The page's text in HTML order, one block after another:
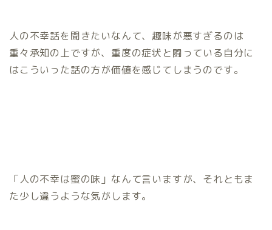
人の不幸話を聞きたいなんて、趣味が悪すぎるのは
重々承知の上ですが、重度の症状と闘っている自分に
はこういった話の方が価値を感じてしまうのです。
「人の不幸は蜜の味」なんて言いますが、それともま
た少し違うような気がします。